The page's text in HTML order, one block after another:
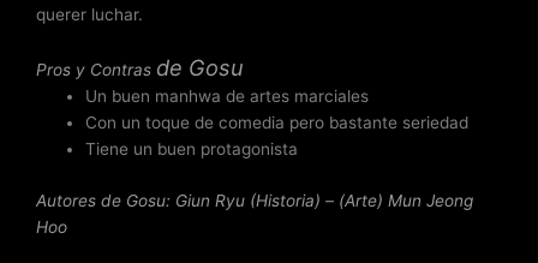
querer luchar.
Pros y Contras de Gosu
Un buen manhwa de artes marciales
Con un toque de comedia pero bastante seriedad
Tiene un buen protagonista
Autores de Gosu: Giun Ryu (Historia) – (Arte) Mun Jeong
Hoo